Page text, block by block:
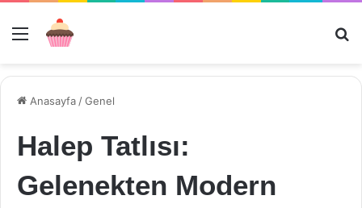
Menü
Anasayfa /Genel
Halep Tatlısı:
Gelenekten Modern